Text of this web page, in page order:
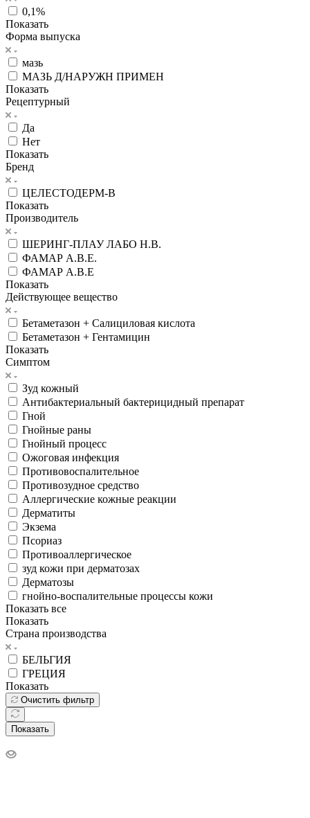
0,1%
Показать
Форма выпуска
мазь
МАЗЬ Д/НАРУЖН ПРИМЕН
Показать
Рецептурный
Да
Нет
Показать
Бренд
ЦЕЛЕСТОДЕРМ-В
Показать
Производитель
ШЕРИНГ-ПЛАУ ЛАБО Н.В.
ФАМАР A.B.E.
ФАМАР А.В.Е
Показать
Действующее вещество
Бетаметазон + Салициловая кислота
Бетаметазон + Гентамицин
Показать
Симптом
Зуд кожный
Антибактериальный бактерицидный препарат
Гной
Гнойные раны
Гнойный процесс
Ожоговая инфекция
Противовоспалительное
Противозудное средство
Аллергические кожные реакции
Дерматиты
Экзема
Псориаз
Противоаллергическое
зуд кожи при дерматозах
Дерматозы
гнойно-воспалительные процессы кожи
Показать все
Показать
Страна производства
БЕЛЬГИЯ
ГРЕЦИЯ
Показать
Очистить фильтр
Показать